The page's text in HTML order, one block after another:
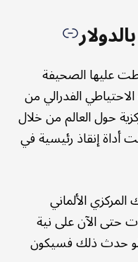
عليها الصحيفة
الفدرالي من
حول العالم من خلال
أداة إنقاذ رئيسية في
الألماني
حتى الآن على نية
لو حدث ذلك فسيكون